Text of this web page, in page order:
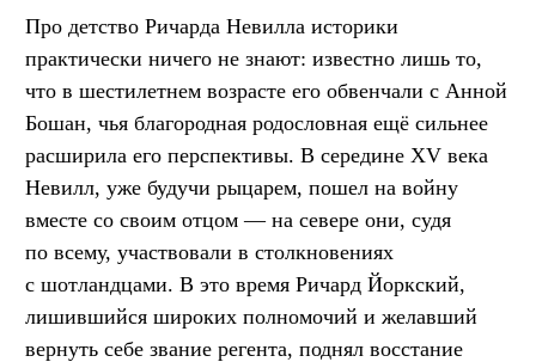
Про детство Ричарда Невилла историки
практически ничего не знают: известно лишь то,
что в шестилетнем возрасте его обвенчали с Анной
Бошан, чья благородная родословная ещё сильнее
расширила его перспективы. В середине XV века
Невилл, уже будучи рыцарем, пошел на войну
вместе со своим отцом — на севере они, судя
по всему, участвовали в столкновениях
с шотландцами. В это время Ричард Йоркский,
лишившийся широких полномочий и желавший
вернуть себе звание регента, поднял восстание